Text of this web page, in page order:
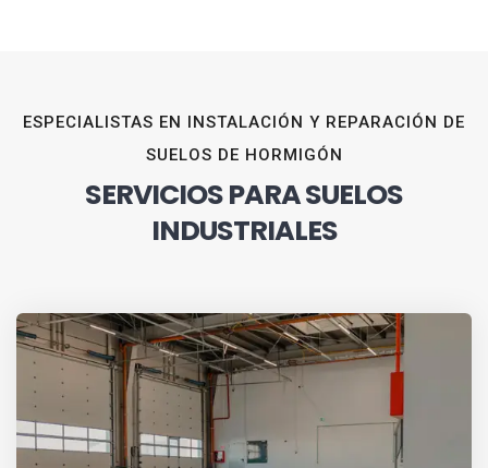
ESPECIALISTAS EN INSTALACIÓN Y REPARACIÓN DE
SUELOS DE HORMIGÓN
SERVICIOS PARA SUELOS
INDUSTRIALES